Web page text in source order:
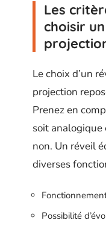
Les
choisir
Le choix d’un
projection
Prenez en
soit
non. Un réveil
diverses
Possibilité